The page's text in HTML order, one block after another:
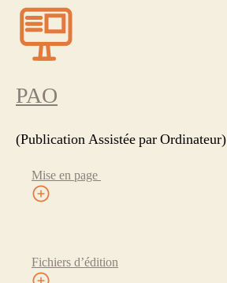
PAO
(Publication Assistée par Ordinateur)
Mise en page
Fichiers d’édition